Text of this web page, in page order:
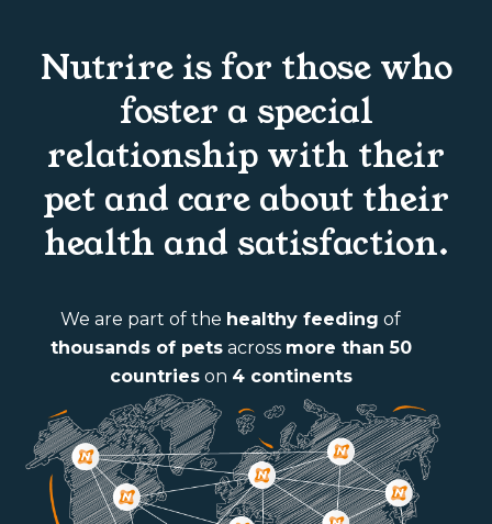
Nutrire is for those who
foster a special
relationship with their
pet and care about their
health and satisfaction.
We are part of the healthy feeding of
thousands of petsacross more than 50
countrieson 4 continents